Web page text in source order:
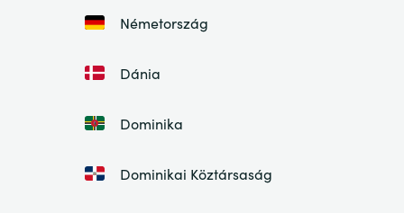
Németország
Dánia
Dominika
Dominikai Köztársaság